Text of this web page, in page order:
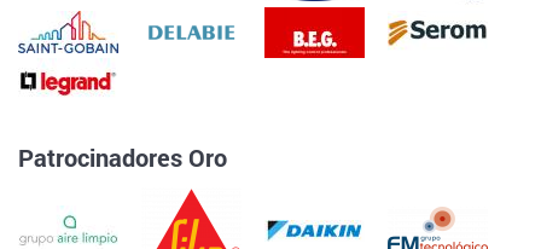
Patrocinadores Oro